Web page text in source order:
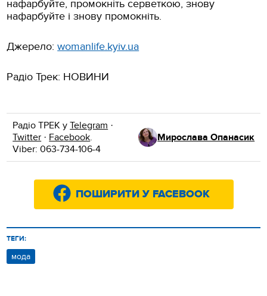
нафарбуйте, промокніть серветкою, знову
нафарбуйте і знову промокніть.
Джерело:womanlife.kyiv.ua
Радіо Трек: НОВИНИ
Радіо ТРЕК уTelegram ·
Twitter · Facebook.
Viber: 063-734-106-4
Мирослава Опанасик
ПОШИРИТИ У FACEBOOK
ТЕГИ:
мода